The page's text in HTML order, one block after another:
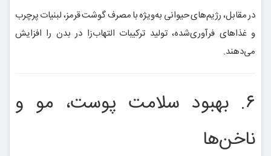
در مقابل، رژیم‌های حیوانی به‌ویژه با مصرف گوشت قرمز، لبنیات پرچرب
و غذاهای فرآوری‌شده، تولید ترکیبات التهاب‌زا در بدن را افزایش
می‌دهند.
۶. بهبود سلامت پوست، مو و
ناخن‌ها